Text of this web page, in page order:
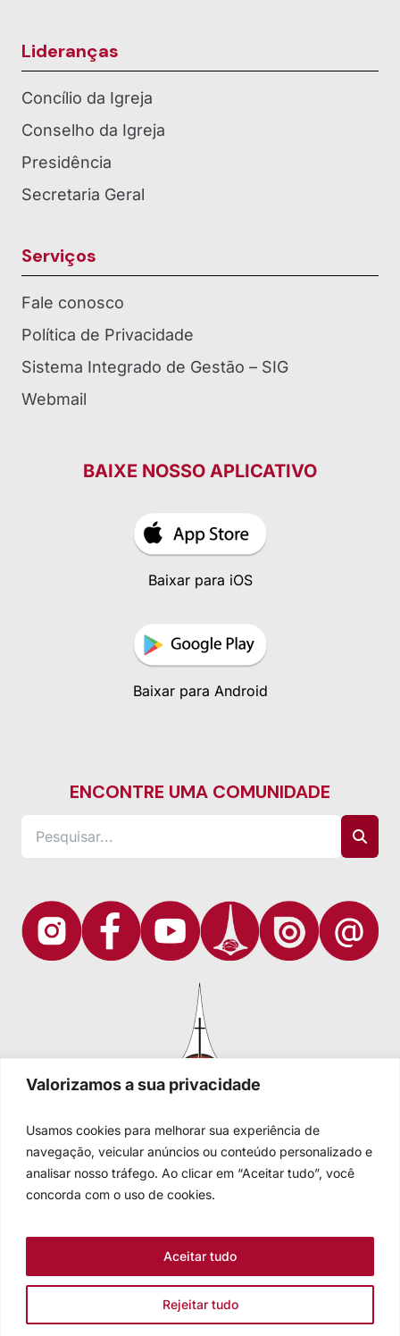
Valorizamos a sua privacidade
Usamos cookies para melhorar sua experiência de
navegação, veicular anúncios ou conteúdo personalizado e
analisar nosso tráfego. Ao clicar em “Aceitar tudo”, você
concorda com o uso de cookies.
Rejeitar tudo
Aceitar tudo
Lideranças
Concílio da Igreja
Conselho da Igreja
Presidência
Secretaria Geral
Serviços
Fale conosco
Política de Privacidade
Sistema Integrado de Gestão – SIG
Webmail
BAIXE NOSSO APLICATIVO
Baixar para iOS
Baixar para Android
ENCONTRE UMA COMUNIDADE
Igreja Evangélica de Confissão Luterana no Brasil
Sede nacional: Rua Senhor dos Passos, 202/4º andar Centro -
Fale conosco